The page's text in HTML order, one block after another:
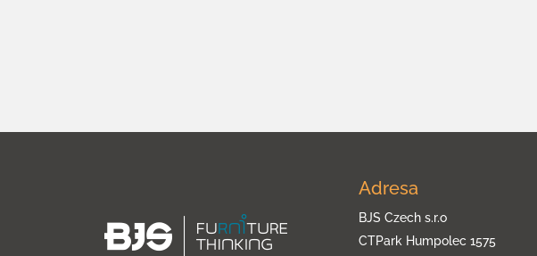
Adresa
BJS Czech s.r.o
CTPark Humpolec 1575